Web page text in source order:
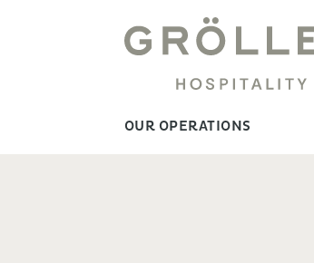
OUR OPERATIONS